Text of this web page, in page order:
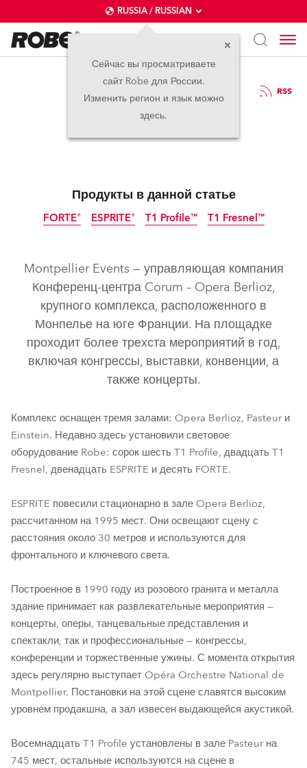
RUSSIA / RUSSIAN
Сейчас вы просматриваете
сайт Robe для России.
Изменить регион и язык можно
здесь.
20.05.2025 RSS
Montpellier Events
Продукты в данной статье
FORTE®
FORTE®
ESPRITE®
ESPRITE®
T1 Profile™
T1 Profile™
T1 Fresnel™
T1 Fresnel™
Montpellier Events — управляющая компания
Конференц-центра Corum – Opera Berlioz,
крупного комплекса, расположенного в
Монпелье на юге Франции. На площадке
проходит более трехста мероприятий в год,
включая конгрессы, выставки, конвенции, а
также концерты.
Комплекс оснащен тремя залами: Opera Berlioz, Pasteur и
Einstein. Недавно здесь установили световое
оборудование Robe: сорок шесть T1 Profile, двадцать T1
Fresnel, двенадцать ESPRITE и десять FORTE.
ESPRITE повесили стационарно в зале Opera Berlioz,
рассчитанном на 1995 мест. Они освещают сцену с
расстояния около 30 метров и используются для
фронтального и ключевого света.
Построенное в 1990 году из розового гранита и металла
здание принимает как развлекательные мероприятия —
концерты, оперы, танцевальные представления и
спектакли, так и профессиональные — конгрессы,
конференции и торжественные ужины. С момента открытия
здесь регулярно выступает Opéra Orchestre National de
Montpellier. Постановки на этой сцене славятся высоким
уровнем продакшна, а зал извесен выдающейся акустикой.
Восемнадцать T1 Profile установлены в зале Pasteur на
745 мест, остальные используются на сцене в